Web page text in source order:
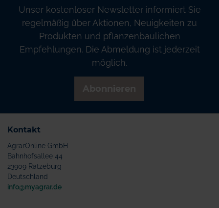
Unser kostenloser Newsletter informiert Sie
regelmäßig über Aktionen, Neuigkeiten zu
Produkten und pflanzenbaulichen
Empfehlungen. Die Abmeldung ist jederzeit
möglich.
Kontakt
AgrarOnline GmbH
Bahnhofsallee 44
23909 Ratzeburg
Deutschland
info@myagrar.de